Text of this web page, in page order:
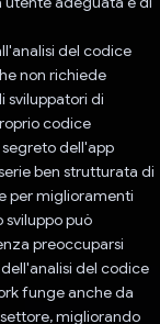
del codice
non richiede
sviluppatori di
codice
dell'app
ben strutturata di
per miglioramenti
può
preoccuparsi
del codice
funge anche da
migliorando